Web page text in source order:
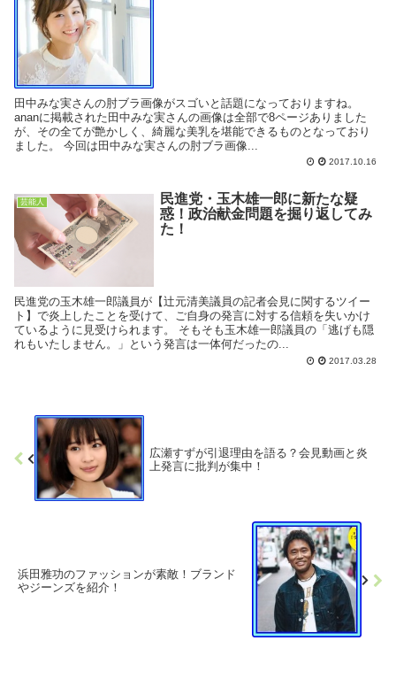
田中みな実さんの肘ブラ画像がスゴいと話題になっておりますね。
ananに掲載された田中みな実さんの画像は全部で8ページありました
が、その全てが艶かしく、綺麗な美乳を堪能できるものとなっており
ました。 今回は田中みな実さんの肘ブラ画像...
2017.10.16
芸能人
民進党・玉木雄一郎に新たな疑
惑！政治献金問題を掘り返してみ
た！
民進党の玉木雄一郎議員が【辻元清美議員の記者会見に関するツイー
ト】で炎上したことを受けて、ご自身の発言に対する信頼を失いかけ
ているように見受けられます。 そもそも玉木雄一郎議員の「逃げも隠
れもいたしません。」という発言は一体何だったの...
2017.03.28
広瀬すずが引退理由を語る？会見動画と炎
上発言に批判が集中！
浜田雅功のファッションが素敵！ブランド
やジーンズを紹介！